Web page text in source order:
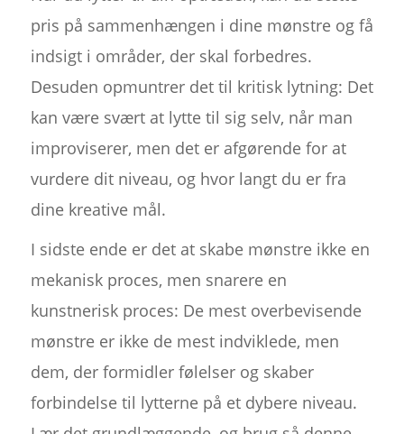
pris på sammenhængen i dine mønstre og få
indsigt i områder, der skal forbedres.
Desuden opmuntrer det til kritisk lytning: Det
kan være svært at lytte til sig selv, når man
improviserer, men det er afgørende for at
vurdere dit niveau, og hvor langt du er fra
dine kreative mål.
I sidste ende er det at skabe mønstre ikke en
mekanisk proces, men snarere en
kunstnerisk proces: De mest overbevisende
mønstre er ikke de mest indviklede, men
dem, der formidler følelser og skaber
forbindelse til lytterne på et dybere niveau.